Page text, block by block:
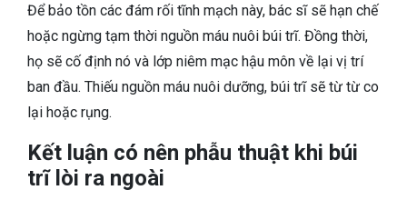
Để bảo tồn các đám rối tĩnh mạch này, bác sĩ sẽ hạn chế
hoặc ngừng tạm thời nguồn máu nuôi búi trĩ. Đồng thời,
họ sẽ cố định nó và lớp niêm mạc hậu môn về lại vị trí
ban đầu. Thiếu nguồn máu nuôi dưỡng, búi trĩ sẽ từ từ co
lại hoặc rụng.
Kết luận có nên phẫu thuật khi búi
trĩ lòi ra ngoài